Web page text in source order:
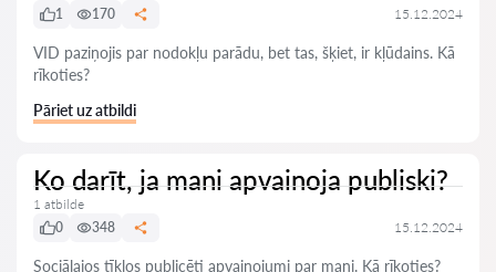
1
170 15.12.2024
VID paziņojis par nodokļu parādu, bet tas, šķiet, ir kļūdains. Kā
rīkoties?
Pāriet uz atbildi
Ko darīt, ja mani apvainoja publiski?
1 atbilde
0
348 15.12.2024
Sociālajos tīklos publicēti apvainojumi par mani. Kā rīkoties?